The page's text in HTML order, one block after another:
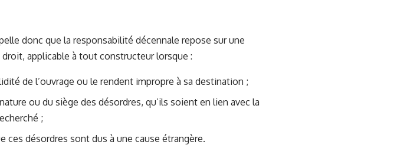
donc que la responsabilité décennale repose sur une
applicable à tout constructeur lorsque :
de l’ouvrage ou le rendent impropre à sa destination ;
ou du siège des désordres, qu’ils soient en lien avec la
;
ces désordres sont dus à une cause étrangère.